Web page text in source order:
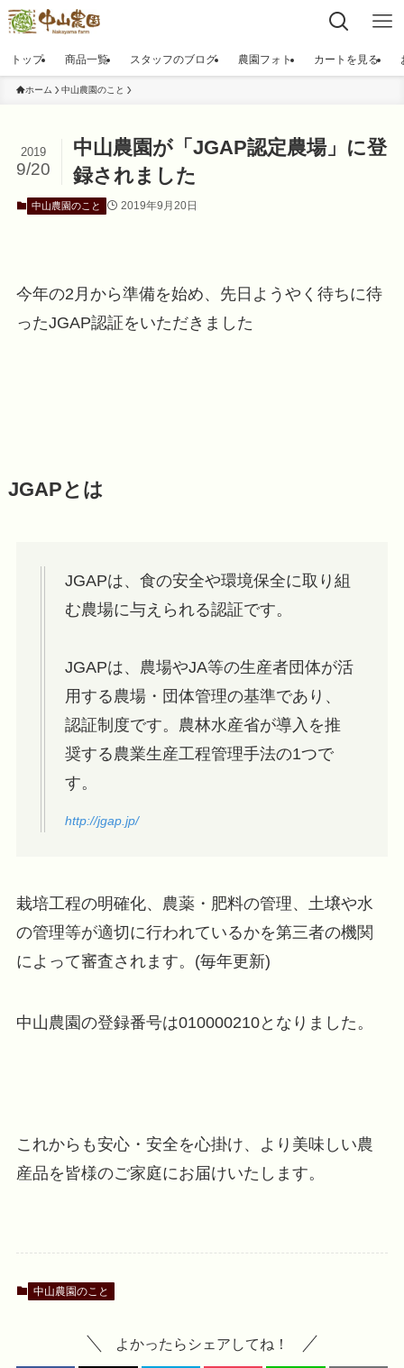
トップ 商品一覧 スタッフのブログ 農園フォト カートを見る
ホーム 中山農園のこと
中山農園が「JGAP認定農場」に登
録されました
2019
9/20
中山農園のこと 2019年9月20日
今年の2月から準備を始め、先日ようやく待ちに待
ったJGAP認証をいただきました
JGAPとは
JGAPは、食の安全や環境保全に取り組
む農場に与えられる認証です。
JGAPは、農場やJA等の生産者団体が活
用する農場・団体管理の基準であり、
認証制度です。農林水産省が導入を推
奨する農業生産工程管理手法の1つで
す。
http://jgap.jp/
栽培工程の明確化、農薬・肥料の管理、土壌や水
の管理等が適切に行われているかを第三者の機関
によって審査されます。(毎年更新)
中山農園の登録番号は010000210となりました。
これからも安心・安全を心掛け、より美味しい農
産品を皆様のご家庭にお届けいたします。
中山農園のこと
よかったらシェアしてね！